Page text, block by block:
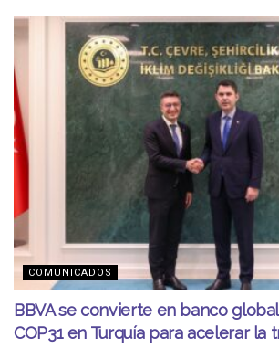
COMUNICADOS
BBVA se convierte en banco
COP31 en Turquía para acelerar la